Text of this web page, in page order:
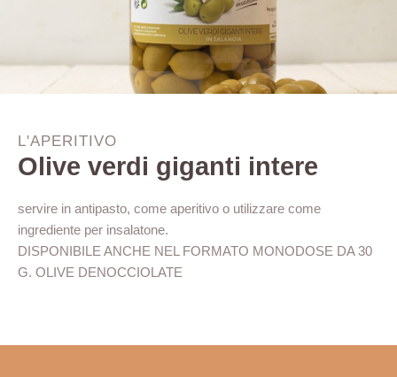
L'APERITIVO
Olive verdi giganti intere
servire in antipasto, come aperitivo o utilizzare come
ingrediente per insalatone.
DISPONIBILE ANCHE NEL FORMATO MONODOSE DA 30
G. OLIVE DENOCCIOLATE